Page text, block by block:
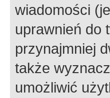
wiadomości
uprawnień do
przynajmniej
także
umożliwić